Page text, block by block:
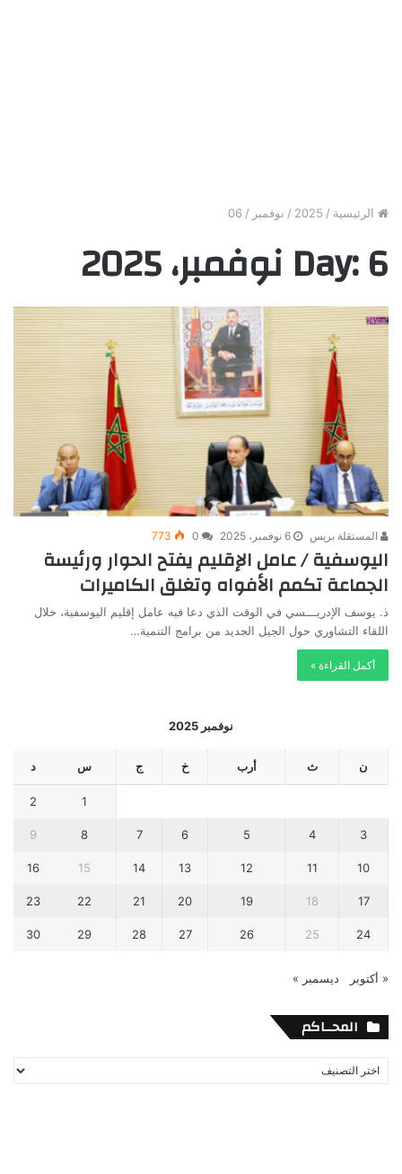
الرئيسية /
2025
/ نوفمبر /
06
Day:6 نوفمبر، 2025
المستقلة بريس 6 نوفمبر، 2025 0
773
اليوسفية / عامل الإقليم يفتح الحوار ورئيسة
الجماعة تكمم الأفواه وتغلق الكاميرات
ذ. يوسف الإدريـــسي في الوقت الذي دعا فيه عامل إقليم اليوسفية، خلال
اللقاء التشاوري حول الجيل الجديد من برامج التنمية…
أكمل القراءة »
نوفمبر 2025
ن ث أرب خ ج س د
1
2
3
4
5
6
7
8
9
10
11
12
13
14
15
16
17
18
19
20
21
22
23
24
25
26
27
28
29
30
« أكتوبر ديسمبر »
المحــاكم
المحــاكم